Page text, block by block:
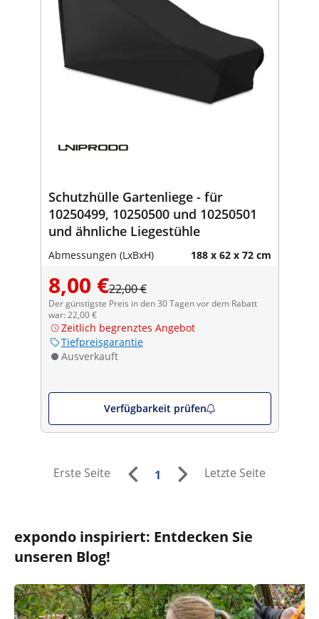
Schutzhülle Gartenliege - für
10250499, 10250500 und 10250501
und ähnliche Liegestühle
Abmessungen (LxBxH) 188 x 62 x 72 cm
8,00 €22,00 €
Der günstigste Preis in den 30 Tagen vor dem Rabatt
war: 22,00 €
Zeitlich begrenztes Angebot
Tiefpreisgarantie
Ausverkauft
Verfügbarkeit prüfen
Erste Seite 1 Letzte Seite
expondo inspiriert: Entdecken Sie
unseren Blog!